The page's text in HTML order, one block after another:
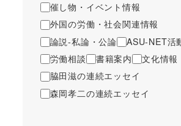
催し物・イベント情報
外国の労働・社会関連情報
論説-私論・公論
ASU-NET活
労働相談
書籍案内
文化情報
脇田滋の連続エッセイ
森岡孝二の連続エッセイ